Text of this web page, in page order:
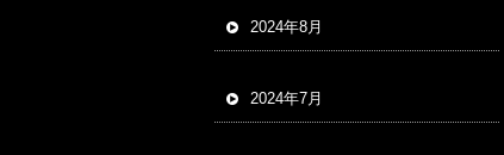
2024年8月
2024年7月